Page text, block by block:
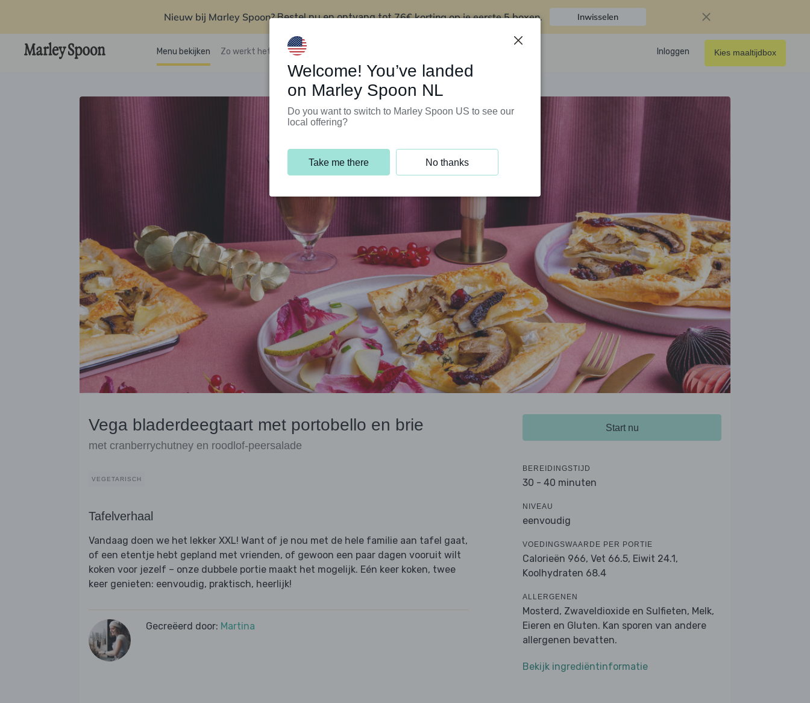
Nieuw bij Marley Spoon?Bestel nu en ontvang tot76€ korting op je eerste 5 boxen. Inwisselen
Menu bekijken Zo werkt het Klantenservice Inloggen Kies maaltijdbox
Vega bladerdeegtaart met portobello en brie
met cranberrychutney en roodlof-peersalade
VEGETARISCH
Tafelverhaal
Vandaag doen we het lekker XXL! Want of je nou met de hele familie aan tafel gaat,
of een etentje hebt gepland met vrienden, of gewoon een paar dagen vooruit wilt
koken voor jezelf – onze dubbele portie maakt het mogelijk. Eén keer koken, twee
keer genieten: eenvoudig, praktisch, heerlijk!
Gecreëerd door: Martina
Start nu
BEREIDINGSTIJD
30 - 40 minuten
NIVEAU
eenvoudig
VOEDINGSWAARDE PER PORTIE
Calorieën 966, Vet 66.5, Eiwit 24.1,
Koolhydraten 68.4
ALLERGENEN
Mosterd, Zwaveldioxide en Sulfieten, Melk,
Eieren en Gluten. Kan sporen van andere
allergenen bevatten.
Bekijk ingrediëntinformatie
Welcome! You’ve landed
on Marley Spoon NL
Do you want to switch to Marley Spoon US to see our
local offering?
Take me there No thanks